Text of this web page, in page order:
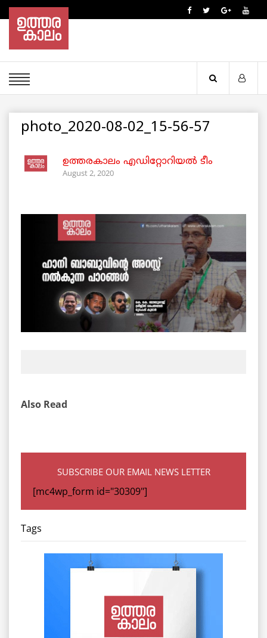
photo_2020-08-02_15-56-57
ഉത്തരകാലം എഡിറ്റോറിയല്‍ ടീം
August 2, 2020
Also Read
SUBSCRIBE OUR EMAIL NEWS LETTER
[mc4wp_form id="30309"]
Tags